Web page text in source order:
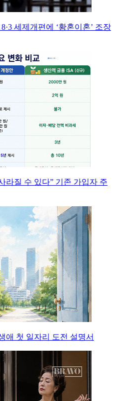
세제개편에 ‘황혼이혼’ 조장
라질 수 있다” 기존 가입자 주
애 첫 일자리 도전 설명서